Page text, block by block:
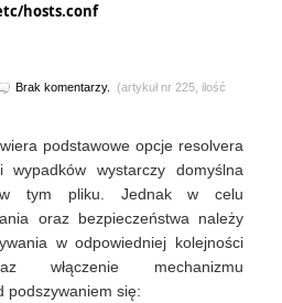
hosts.conf
Brak komentarzy.
(artykuł nr 225, ilość
podstawowe opcje resolvera
wypadków wystarczy domyślna
w tym pliku. Jednak w celu
oraz bezpieczeństwa należy
w odpowiedniej kolejności
włączenie mechanizmu
podszywaniem się: